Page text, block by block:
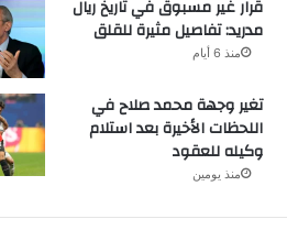
قرار غير مسبوق في تاريخ ريال
مدريد: تفاصيل مثيرة للقلق
منذ 6 أيام
تغير وجهة محمد صلاح في
اللحظات الأخيرة بعد استلام
وكيله للعقود
منذ يومين